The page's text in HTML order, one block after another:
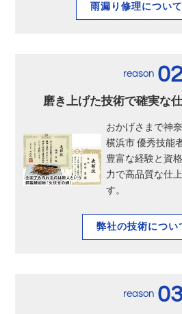
雨漏り修理について
reason
磨き上げた技術で確実な
おかげさまで神
横浜市 優秀技能
豊富な経験と資
力で高品質な仕
す。
弊社の技術につい
reason